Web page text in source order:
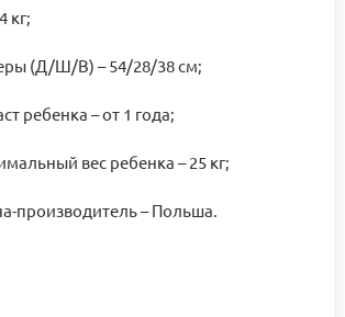
кг;
(Д/Ш/В) – 54/28/38 см;
ребенка – от 1 года;
вес ребенка – 25 кг;
производитель – Польша.